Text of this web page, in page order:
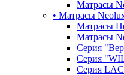
Матрасы
• Матрасы
Матрасы
Матрасы
Серия
Серия
Серия